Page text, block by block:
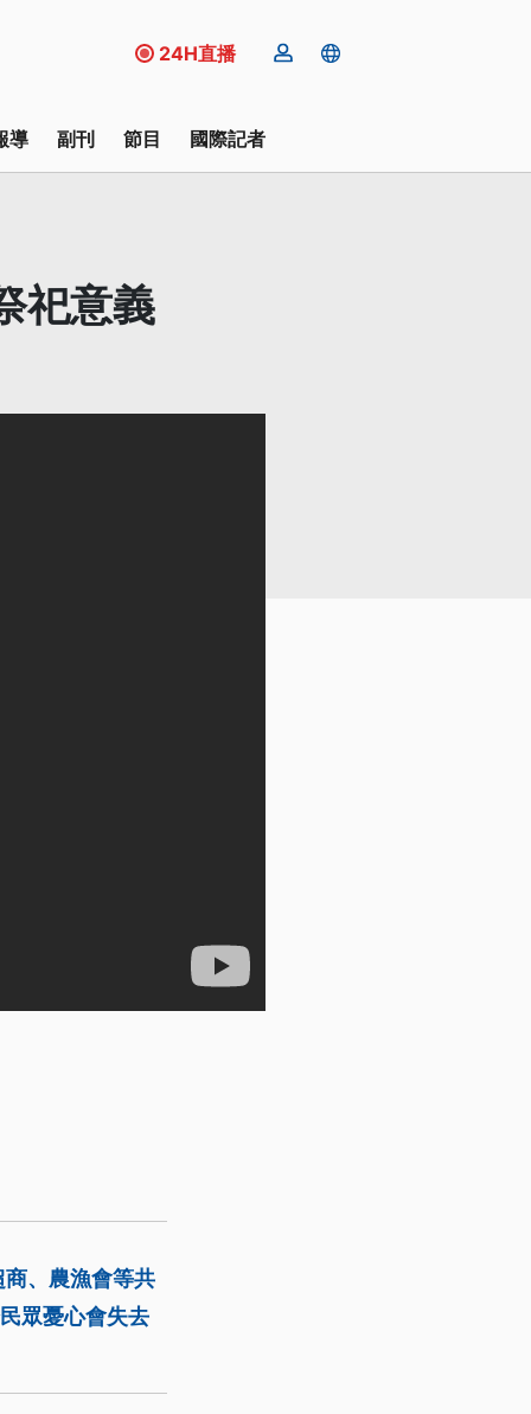
24H直播
導 副刊 節目 國際記者
祀意義
、農漁會等共
眾憂心會失去